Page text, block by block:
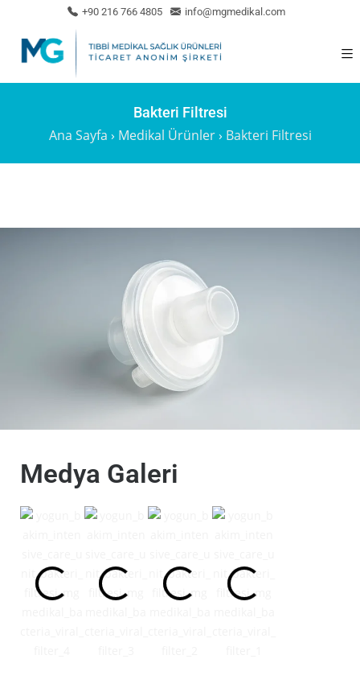
+90 216 766 4805 info@mgmedikal.com
Bakteri Filtresi
Ana Sayfa › Medikal Ürünler› Bakteri Filtresi
Medya Galeri